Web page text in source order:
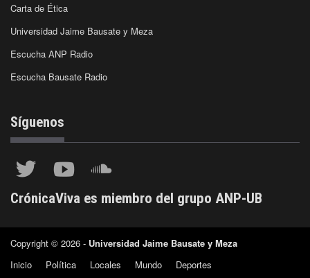
Carta de Ética
Universidad Jaime Bausate y Meza
Escucha ANP Radio
Escucha Bausate Radio
Síguenos
CrónicaViva es miembro del grupo ANP-UB
Copyright © 2026 - Universidad Jaime Bausate y Meza
Inicio
Política Locales Mundo
Deportes